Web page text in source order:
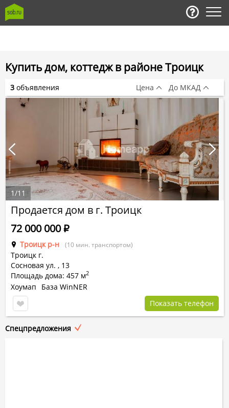
Купить дом, коттедж в районе Троицк
Продается дом в г. Троицк
Троицк р-н (10 мин. транспортом)
Троицк г.
Сосновая ул. , 13
Площадь дома: 457 м2
72 000 000Р
Хоумап
База WinNER
Показать телефон
1/11
Спецпредложения
3 объявления Цена До МКАД